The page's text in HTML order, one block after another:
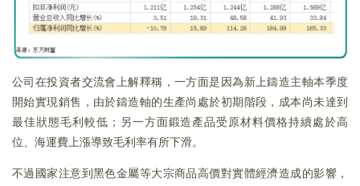
公司在投資者交流會上解釋稱，一方面是因為新上鑄造主軸本季度
開始實現銷售，由於鑄造軸的生產尚處於初期階段，成本尚未達到
最佳狀態毛利較低；另一方面鍛造產品受原材料價格持續處於高
位、海運費上漲導致毛利率有所下滑。
不過國家注意到黑色金屬等大宗商品高價對實體經濟造成的影響，